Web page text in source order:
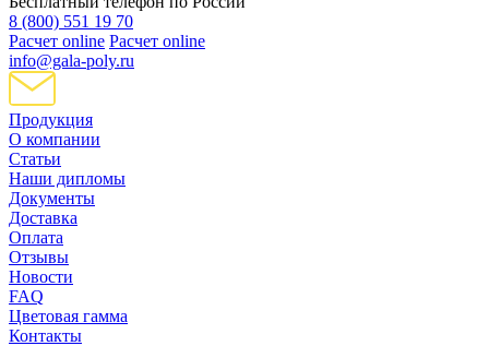
8 (800) 551 19 70
Расчет online Расчет online
info@gala-poly.ru
Продукция
О компании
Статьи
Наши дипломы
Документы
Доставка
Оплата
Отзывы
Новости
FAQ
Цветовая гамма
Контакты